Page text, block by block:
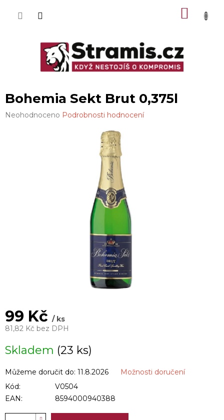
Bohemia Sekt Brut 0,375l
Průměrné
Neohodnoceno Podrobnosti hodnocení
99 Kč/ ks
81,82 Kč bez DPH
cena:
Skladem (23 ks)
Můžeme doručit do: 11.8.2026
Možnosti doručení
Kód:
V0504
EAN:
8594000940388